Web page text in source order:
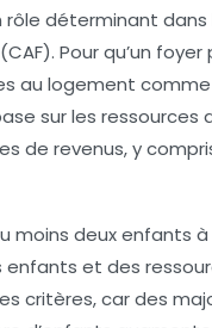
rôle déterminant
. Pour qu’un
au logement comme
sur les
de revenus, y
moins deux enfants
et des
critères, car des